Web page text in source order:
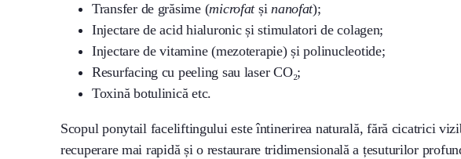
Transfer de grăsime (microfatșinanofat);
Injectare de acid hialuronic și stimulatori de colagen;
Injectare de vitamine (mezoterapie) și polinucleotide;
Resurfacing cu peeling sau laser CO₂;
Toxină botulinică etc.
Scopul ponytail faceliftingului este întinerirea naturală, fără cicatrici
recuperare mai rapidă și o restaurare tridimensională a țesuturilor